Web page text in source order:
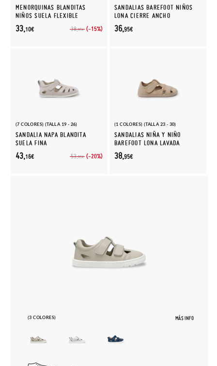
MENORQUINAS BLANDITAS
NIÑOS SUELA FLEXIBLE
38,95€ (-15%)
33,10€
SANDALIAS BAREFOOT NIÑOS
LONA CIERRE ANCHO
36,95€
(7 COLORES) (TALLA 19 - 26)
SANDALIA NAPA BLANDITA
SUELA FINA
53,95€ (-20%)
43,16€
(1 COLORES) (TALLA 23 - 30)
SANDALIAS NIÑA Y NIÑO
BAREFOOT LONA LAVADA
38,95€
(3 COLORES) MÁS INFO